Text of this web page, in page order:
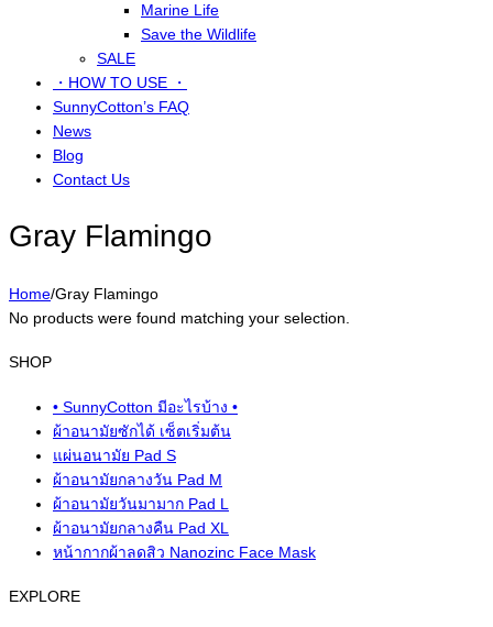
Marine Life
Save the Wildlife
SALE
・HOW TO USE ・
SunnyCotton’s FAQ
News
Blog
Contact Us
Gray Flamingo
Home/Gray Flamingo
No products were found matching your selection.
SHOP
• SunnyCotton มีอะไรบ้าง •
ผ้าอนามัยซักได้ เซ็ตเริ่มต้น
แผ่นอนามัย Pad S
ผ้าอนามัยกลางวัน Pad M
ผ้าอนามัยวันมามาก Pad L
ผ้าอนามัยกลางคืน Pad XL
หน้ากากผ้าลดสิว Nanozinc Face Mask
EXPLORE